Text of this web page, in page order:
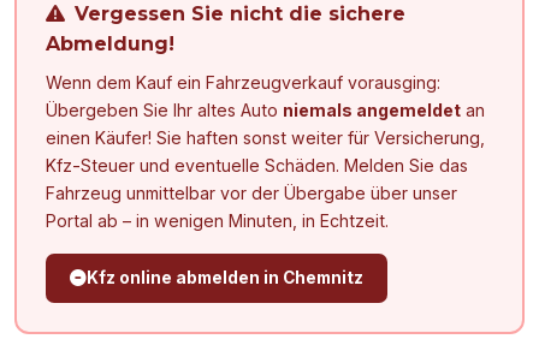
Vergessen Sie nicht die sichere
Abmeldung!
Wenn dem Kauf ein Fahrzeugverkauf vorausging:
Übergeben Sie Ihr altes Auto niemals angemeldetan
einen Käufer! Sie haften sonst weiter für Versicherung,
Kfz-Steuer und eventuelle Schäden. Melden Sie das
Fahrzeug unmittelbar vor der Übergabe über unser
Portal ab – in wenigen Minuten, in Echtzeit.
Kfz online abmelden in Chemnitz